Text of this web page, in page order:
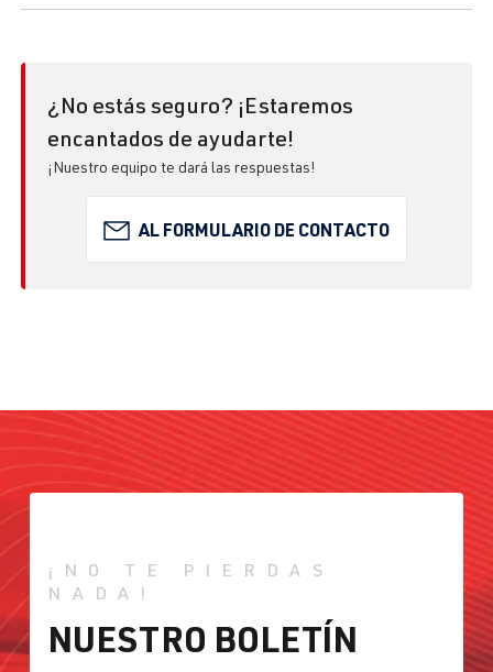
¿No estás seguro? ¡Estaremos
encantados de ayudarte!
¡Nuestro equipo te dará las respuestas!
AL FORMULARIO DE CONTACTO
¡NO TE PIERDAS
NADA!
NUESTRO BOLETÍN